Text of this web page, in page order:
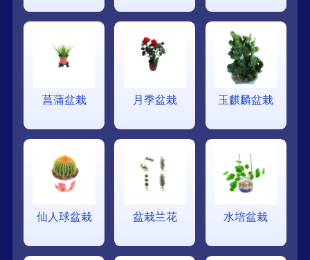
菖蒲盆栽 月季盆栽 玉麒麟盆栽
仙人球盆栽 盆栽兰花 水培盆栽